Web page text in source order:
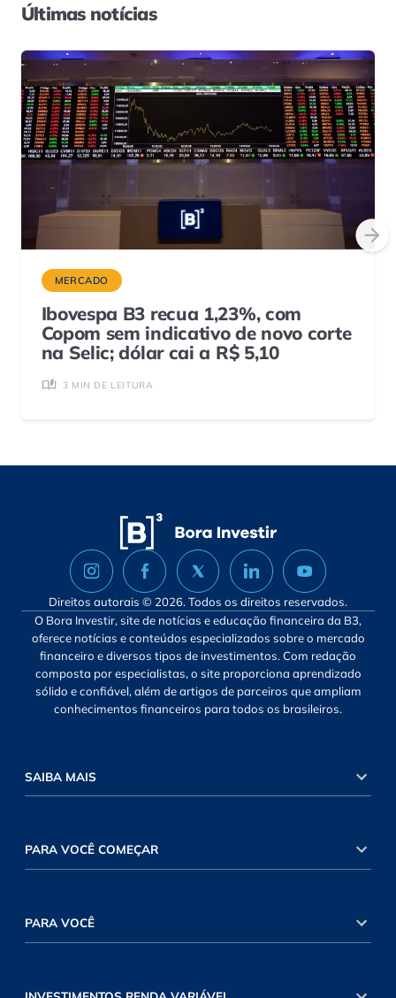
Últimas notícias
MERCADO
Ibovespa B3 recua 1,23%, com
Copom sem indicativo de novo corte
na Selic; dólar cai a R$ 5,10
3 MIN DE LEITURA
Direitos autorais © 2026. Todos os direitos reservados.
O Bora Investir, site de notícias e educação financeira da B3,
oferece notícias e conteúdos especializados sobre o mercado
financeiro e diversos tipos de investimentos. Com redação
composta por especialistas, o site proporciona aprendizado
sólido e confiável, além de artigos de parceiros que ampliam
conhecimentos financeiros para todos os brasileiros.
SAIBA MAIS
PARA VOCÊ COMEÇAR
PARA VOCÊ